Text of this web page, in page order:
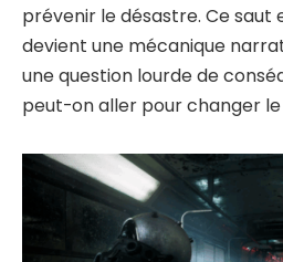
prévenir le désastre. Ce saut
devient une mécanique
une question lourde de
peut-on aller pour changer le